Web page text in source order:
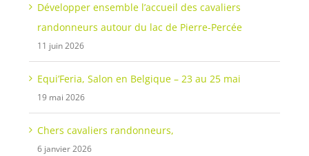
Développer ensemble l’accueil des cavaliers
randonneurs autour du lac de Pierre-Percée
11 juin 2026
Equi’Feria, Salon en Belgique – 23 au 25 mai
19 mai 2026
Chers cavaliers randonneurs,
6 janvier 2026